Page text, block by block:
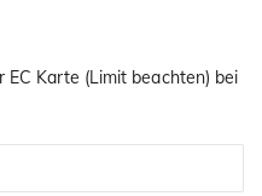
Karte (Limit beachten) bei